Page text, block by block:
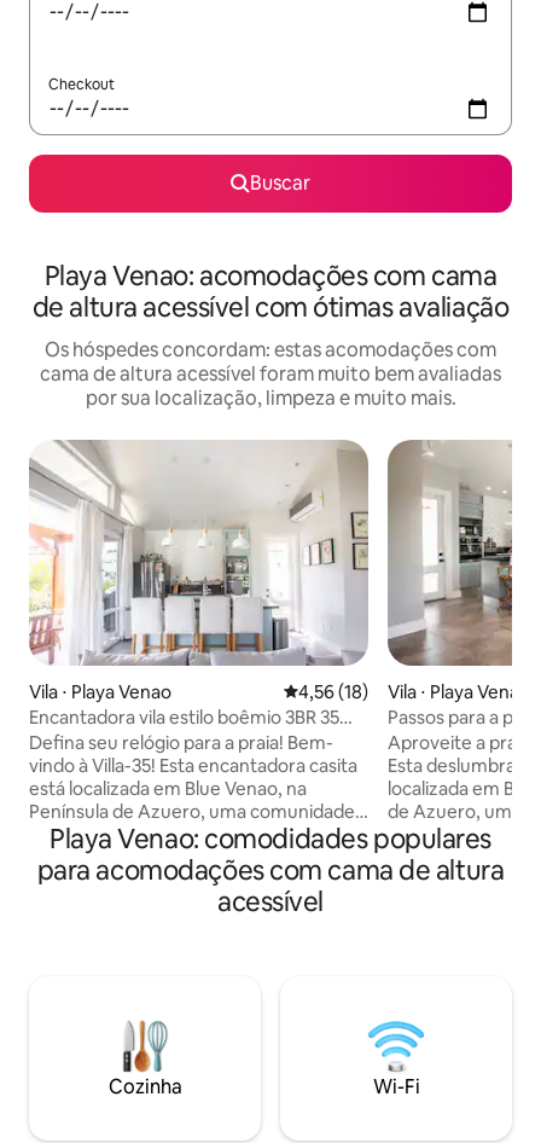
Checkout
Buscar
Playa Venao: acomodações com cama
de altura acessível com ótimas avaliação
Os hóspedes concordam: estas acomodações com
cama de altura acessível foram muito bem avaliadas
por sua localização, limpeza e muito mais.
Vila ⋅ Playa Venao 4,56 de uma avaliação média
4,56 (18)
Encantadora vila estilo boêmio 3BR 35
em Playa Venao
Defina seu relógio para a praia! Bem-
vindo à Villa-35! Esta encantadora casita
está localizada em Blue Venao, na
Península de Azuero, uma comunidade
única à beira-mar e um paraíso tropical,
com quilômetros de praias incríveis.
Uma caminhada rápida e você está em
busca de diferentes aventuras! Nossa
cozinha e o terraço estão totalmente
equipados para que você relaxe —
Totalmente equipado para sua viagem
Vila ⋅ Playa Venao
Passos para a
Venao
Aproveite a praia
Esta
localizada em
de Azuero, uma
beira-mar e um
quilómetros de
uma caminhada
beliche completo.
e terraço — Totalmente equipado para
sua viagem
Playa Venao: comodidades populares
para acomodações com cama de altura
acessível
Cozinha Wi-Fi